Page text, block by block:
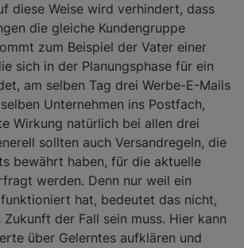
diese Weise wird verhindert, dass
die gleiche Kundengruppe
zum Beispiel der Vater einer
sich in der Planungsphase für ein
am selben Tag drei Werbe-E-Mails
Unternehmen ins Postfach,
Wirkung natürlich bei allen drei
sollten auch Versandregeln, die
bewährt haben, für die aktuelle
werden. Denn nur weil ein
hat, bedeutet das nicht,
Zukunft der Fall sein muss. Hier kann
über Gelerntes aufklären und